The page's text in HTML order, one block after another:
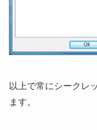
以上で常にシークレ
ます。